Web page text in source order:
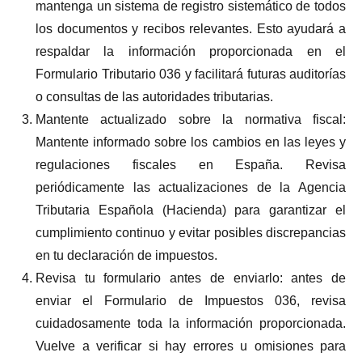
mantenga un sistema de registro sistemático de todos
los documentos y recibos relevantes. Esto ayudará a
respaldar la información proporcionada en el
Formulario Tributario 036 y facilitará futuras auditorías
o consultas de las autoridades tributarias.
Mantente actualizado sobre la normativa fiscal:
Mantente informado sobre los cambios en las leyes y
regulaciones fiscales en España. Revisa
periódicamente las actualizaciones de la Agencia
Tributaria Española (Hacienda) para garantizar el
cumplimiento continuo y evitar posibles discrepancias
en tu declaración de impuestos.
Revisa tu formulario antes de enviarlo: antes de
enviar el Formulario de Impuestos 036, revisa
cuidadosamente toda la información proporcionada.
Vuelve a verificar si hay errores u omisiones para